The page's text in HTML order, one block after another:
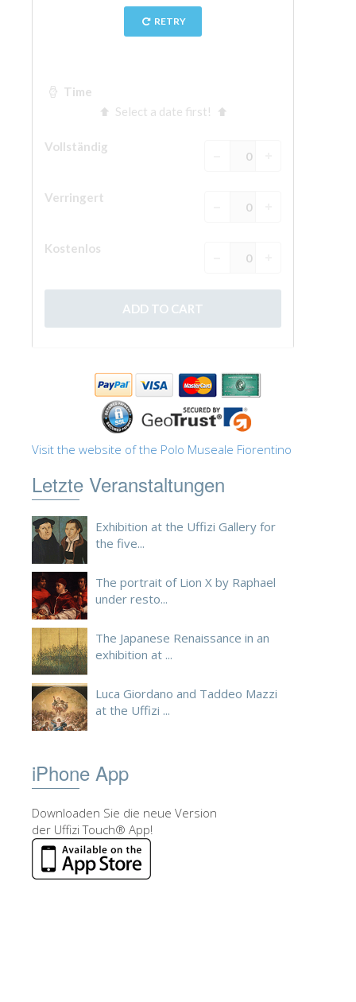
Santa Maria Novella
Eine Geführte Tour buchen
ESPAÑOL
Visit the website of the Polo Museale Fiorentino
Letzte Veranstaltungen
Exhibition at the Uffizi Gallery for
the five...
The portrait of Lion X by Raphael
under resto...
The Japanese Renaissance in an
exhibition at ...
Luca Giordano and Taddeo Mazzi
at the Uffizi ...
iPhone App
Downloaden Sie die neue Version
der Uffizi Touch® App!